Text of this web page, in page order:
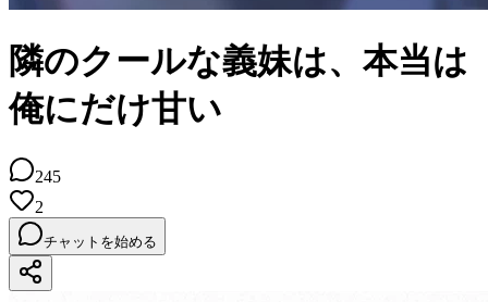
隣のクールな義妹は、本当は
俺にだけ甘い
245
2
チャットを始める